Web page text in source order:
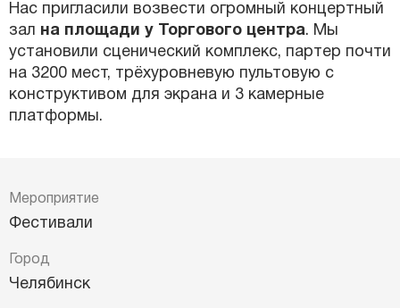
Нас пригласили возвести огромный концертный
зал на площади у Торгового центра. Мы
установили сценический комплекс, партер почти
на 3200 мест, трёхуровневую пультовую с
конструктивом для экрана и 3 камерные
платформы.
Мероприятие
Фестивали
Город
Челябинск